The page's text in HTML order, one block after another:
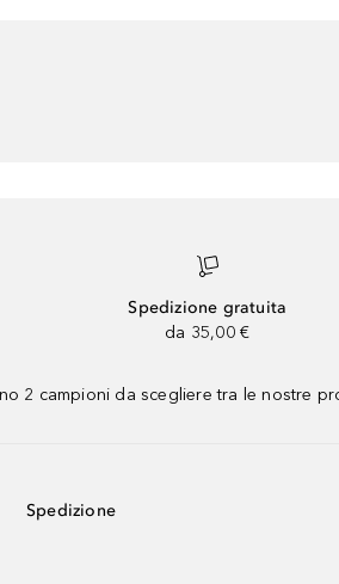
Spedizione gratuita
da 35,00 €
2 campioni da scegliere tra le nostre
Spedizione